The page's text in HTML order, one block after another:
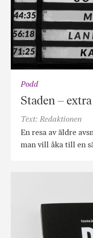
Podd
Staden –
Text: Redaktionen
En resa av äldre
man vill åka till en